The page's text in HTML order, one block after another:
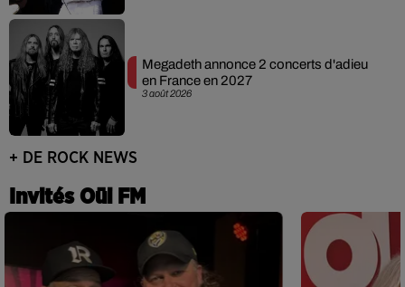
3 août 2026
Megadeth annonce 2 concerts d'adieu
en France en 2027
+ DE ROCK NEWS
Invités Oüi FM